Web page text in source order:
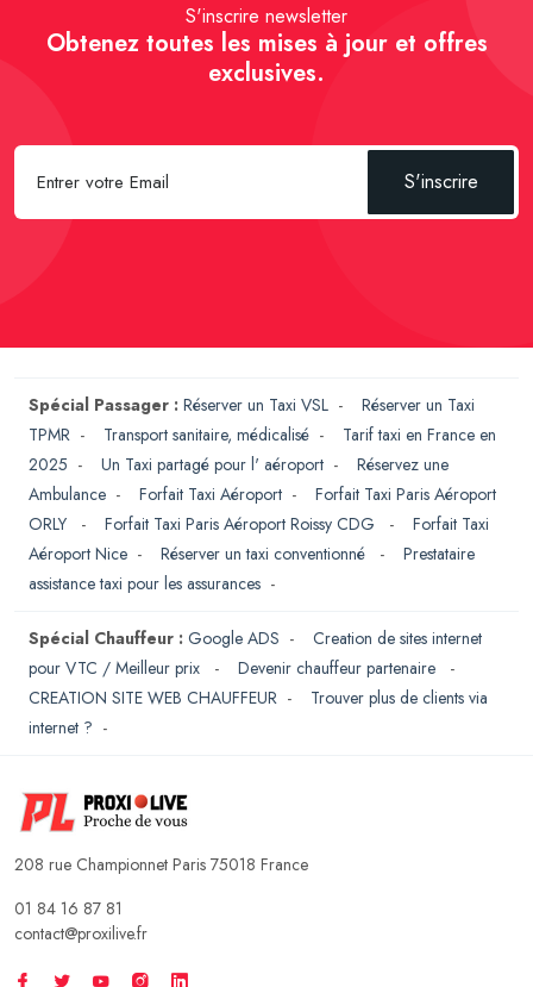
S'inscrire newsletter
Obtenez toutes les mises à jour et offres
exclusives.
S'inscrire
Spécial Passager : Réserver un Taxi VSL - Réserver un Taxi
TPMR - Transport sanitaire, médicalisé - Tarif taxi en France en
2025 - Un Taxi partagé pour l' aéroport - Réservez une
Ambulance - Forfait Taxi Aéroport - Forfait Taxi Paris Aéroport
ORLY
- Forfait Taxi Paris Aéroport Roissy CDG - Forfait Taxi
Aéroport Nice - Réserver un taxi conventionné - Prestataire
assistance taxi pour les assurances -
Spécial Chauffeur : Google ADS - Creation de sites internet
pour VTC / Meilleur prix
- Devenir chauffeur partenaire
-
CREATION SITE WEB CHAUFFEUR - Trouver plus de clients via
internet ? -
208 rue Championnet Paris 75018 France
01 84 16 87 81
contact@proxilive.fr